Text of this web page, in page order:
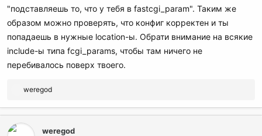
"подставляешь то, что у тебя в fastcgi_param". Таким же
образом можно проверять, что конфиг корректен и ты
попадаешь в нужные location-ы. Обрати внимание на всякие
include-ы типа fcgi_params, чтобы там ничего не
перебивалось поверх твоего.
Р
а
weregod
weregod